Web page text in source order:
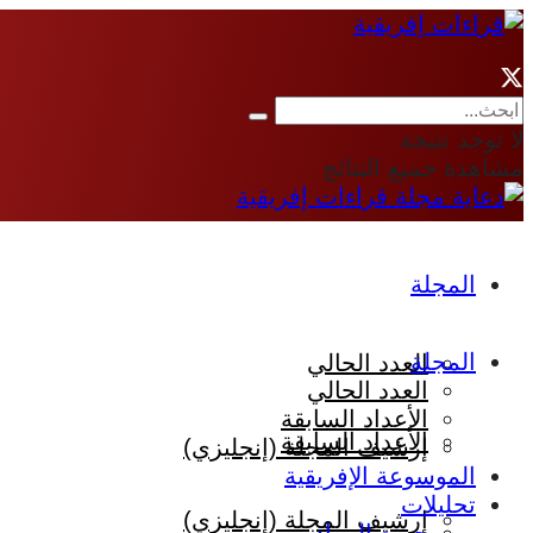
لا توجد نتيجة
مشاهدة جميع النتائج
المجلة
العدد الحالي
الأعداد السابقة
إرشيف المجلة (إنجليزي)
المجلة
العدد الحالي
الأعداد السابقة
إرشيف المجلة (إنجليزي)
الموسوعة الإفريقية
تحليلات